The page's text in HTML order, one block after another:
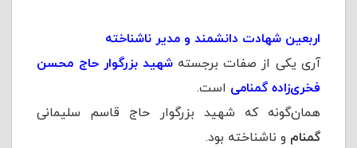
اربعین شهادت دانشمند و مدیر ناشناخته‌
آری یکی از صفات برجستهشهید بزرگوار حاج محسن
فخری‌زاده گمنامى است.
همان‌گونه که شهید بزرگوار حاج قاسم سلیمانی
گمنام و ناشناخته بود.